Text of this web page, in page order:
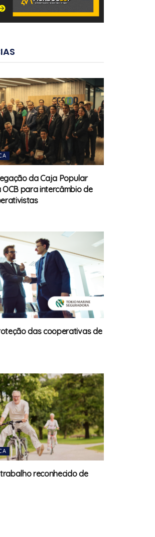
da Caja Popular
OCB para intercâmbio de
das cooperativas de
trabalho reconhecido de